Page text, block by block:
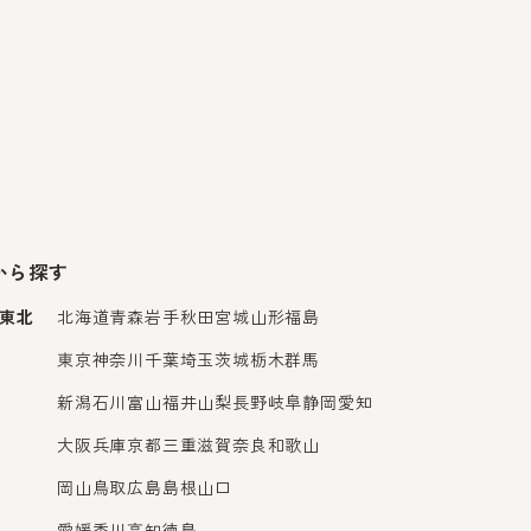
ら探す
北 北海道青森岩手秋田宮城山形福島
東京神奈川 千葉埼玉茨城栃木群馬
新潟石川 富山福井山梨長野岐阜静岡愛知
大阪兵庫京都三重滋賀奈良和歌山
岡山 鳥取広島島根山口